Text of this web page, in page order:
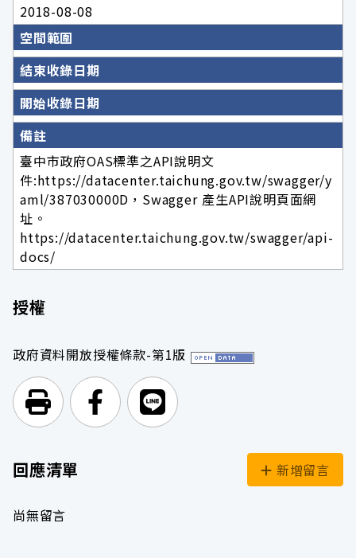
2018-08-08
空間範圍
結束收錄日期
開始收錄日期
備註
臺中市政府OAS標準之API說明文
件:https://datacenter.taichung.gov.tw/swagger/y
aml/387030000D，Swagger 產生API說明頁面網
址。
https://datacenter.taichung.gov.tw/swagger/api-
docs/
授權
政府資料開放授權條款-第1版
列印頁面前往Facebook
前往Line
回應清單 新增留言
尚無留言